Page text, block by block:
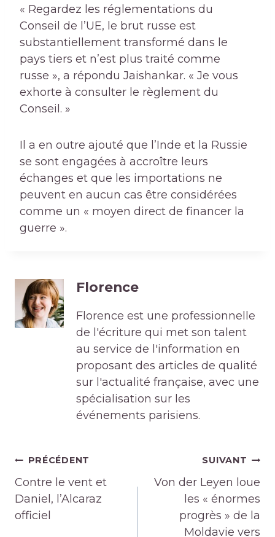
« Regardez les réglementations du
Conseil de l’UE, le brut russe est
substantiellement transformé dans le
pays tiers et n’est plus traité comme
russe », a répondu Jaishankar. « Je vous
exhorte à consulter le règlement du
Conseil. »
Il a en outre ajouté que l’Inde et la Russie
se sont engagées à accroître leurs
échanges et que les importations ne
peuvent en aucun cas être considérées
comme un « moyen direct de financer la
guerre ».
Florence
Florence est une professionnelle
de l'écriture qui met son talent
au service de l'information en
proposant des articles de qualité
sur l'actualité française, avec une
spécialisation sur les
événements parisiens.
Navigation
de
l’article
PRÉCÉDENT
Contre le vent et
Daniel, l’Alcaraz
officiel
SUIVANT
Von der Leyen loue
les « énormes
progrès » de la
Moldavie vers